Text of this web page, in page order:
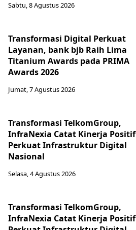
Sabtu, 8 Agustus 2026
Transformasi Digital Perkuat
Layanan, bank bjb Raih Lima
Titanium Awards pada PRIMA
Awards 2026
Jumat, 7 Agustus 2026
Transformasi TelkomGroup,
InfraNexia Catat Kinerja Positif
Perkuat Infrastruktur Digital
Nasional
Selasa, 4 Agustus 2026
Transformasi TelkomGroup,
InfraNexia Catat Kinerja Positif